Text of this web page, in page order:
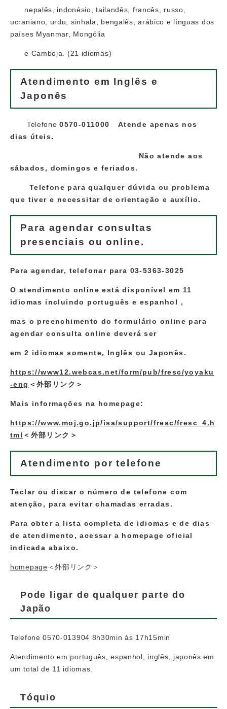
nepalês, indonésio, tailandês, francês, russo,
ucraniano, urdu, sinhala, bengalês, arábico e línguas dos
países Myanmar, Mongólia
e Camboja. (21 idiomas)
Atendimento em Inglês e
Japonês
Telefone0570-011000 Atende apenas nos
dias úteis.
Não atende aos
sábados, domingos e feriados.
Telefone para qualquer dúvida ou problema
que tiver e necessitar de orientação e auxílio.
Para agendar consultas
presenciais ou online.
Para agendar, telefonar para 03-5363-3025
O atendimento online está disponível em 11
idiomas incluindo português e espanhol ,
mas o preenchimento do formulário online para
agendar consulta online deverá ser
em 2 idiomas somente, Inglês ou Japonês.
https://www12.webcas.net/form/pub/fresc/yoyaku
-eng ＜外部リンク＞
Mais informações na homepage:
https://www.moj.go.jp/isa/support/fresc/fresc_4.h
tml ＜外部リンク＞
Atendimento por telefone
Teclar ou discar o número de telefone com
atenção, para evitar chamadas erradas.
Para obter a lista completa de idiomas e de dias
de atendimento, acessar a homepage oficial
indicada abaixo.
homepage ＜外部リンク＞
Pode ligar de qualquer parte do
Japão
Telefone 0570-013904 8h30min às 17h15min
Atendimento em português, espanhol, inglês, japonês em
um total de 11 idiomas.
Tóquio